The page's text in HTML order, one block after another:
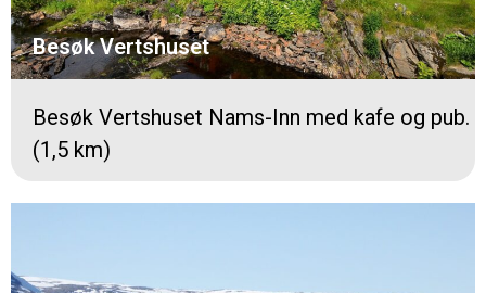
Besøk Vertshuset
Besøk Vertshuset Nams-Inn med kafe og pub.
(1,5 km)